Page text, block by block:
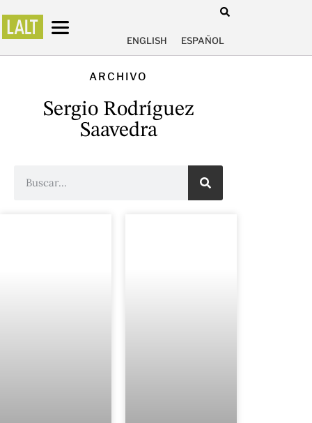
ENGLISH ESPAÑOL
ARCHIVO
Sergio Rodríguez
Saavedra